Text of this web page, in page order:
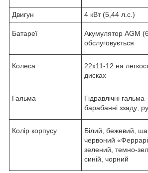
Двигун 4 кВт (5,44 л.с.)
Батареї
Акумулятор AGM
обслуговується
Колеса
22х11-12 на
дисках
Гальма
Гідравлічні
барабанні ззаду;
Колір корпусу
Білий, бежевий,
червоний
зелений, темно-
синій, чорний